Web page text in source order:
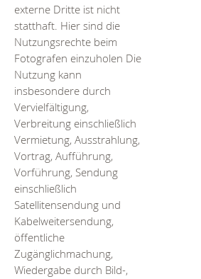
externe Dritte ist nicht
statthaft. Hier sind die
Nutzungsrechte beim
Fotografen einzuholen Die
Nutzung kann
insbesondere durch
Vervielfältigung,
Verbreitung einschließlich
Vermietung, Ausstrahlung,
Vortrag, Aufführung,
Vorführung, Sendung
einschließlich
Satellitensendung und
Kabelweitersendung,
öffentliche
Zugänglichmachung,
Wiedergabe durch Bild-,